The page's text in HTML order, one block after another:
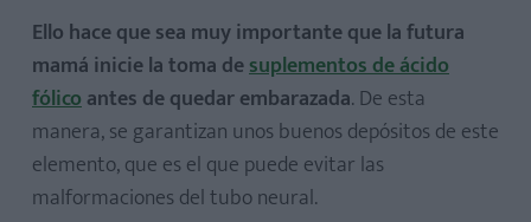
Ello hace que sea muy importante que la futura
mamá inicie la toma desuplementos de ácido
fólicoantes de quedar embarazada. De esta
manera, se garantizan unos buenos depósitos de este
elemento, que es el que puede evitar las
malformaciones del tubo neural.